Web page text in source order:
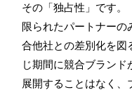
その「独占性」です。
限られたパートナーの
合他社との差別化を図
じ期間に競合ブラン
展開することはなく、